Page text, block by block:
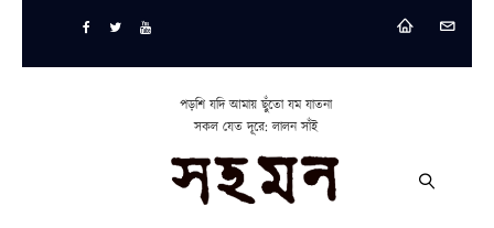
পড়শি যদি আমায় ছুঁতো যম যাতনা
সকল যেত দূরে: লালন সাঁই